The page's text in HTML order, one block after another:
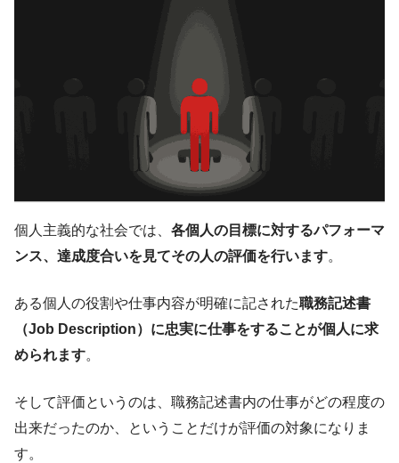
個人主義的な社会では、 各個人の目標に対するパフォーマ
ンス、達成度合いを見てその人の評価を行います。
ある個人の役割や仕事内容が明確に記された職務記述書
（Job Description）に忠実に仕事をすることが個人に求
められます。
そして評価というのは、職務記述書内の仕事がどの程度の
出来だったのか、ということだけが評価の対象になりま
す。